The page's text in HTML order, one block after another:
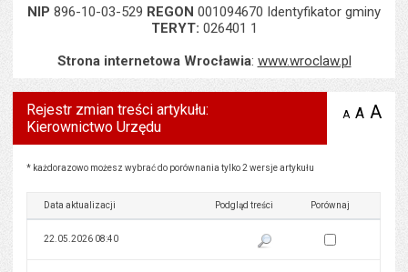
NIP 896-10-03-529 REGON 001094670 Identyfikator gminy
TERYT: 026401 1
Strona internetowa Wrocławia: www.wroclaw.pl
Rejestr zmian treści artykułu:
Kierownictwo Urzędu
A zmniejsz
A A
Rejestr zmian treści artykułu: Kierownictwo Urzędu
* każdorazowo możesz wybrać do porównania tylko 2 wersje artykułu
Data aktualizacji Podgląd treści Porównaj
22.05.2026 08:40 Pokaż podgląd wersji z dnia
Zaznacz wersję do